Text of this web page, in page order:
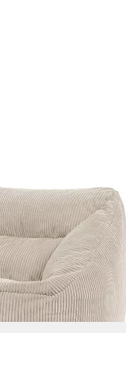
Sessel, 1 x Fußhocker),
für Erwachsene & Kinder,